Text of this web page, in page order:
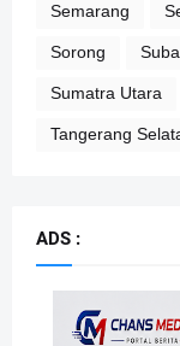
Semarang
Sorong
Sumatra Utara
Tangerang
ADS :